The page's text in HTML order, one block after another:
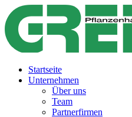
Startseite
Unternehmen
Über uns
Team
Partnerfirmen